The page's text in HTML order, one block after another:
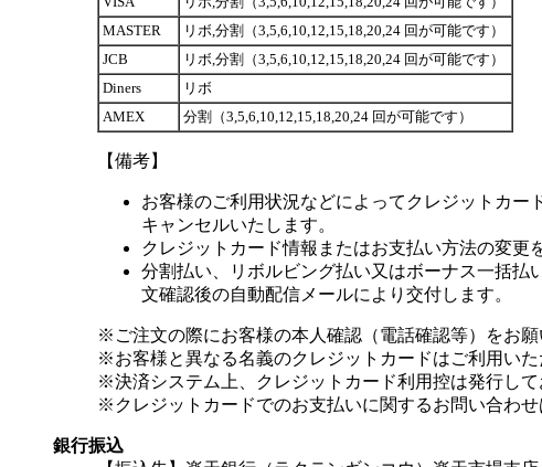
MASTER
リボ,分割（3,5,6,10,12,15,18,20,24 回が可能です）
JCB
リボ,分割（3,5,6,10,12,15,18,20,24 回が可能です）
Diners
リボ
AMEX
分割（3,5,6,10,12,15,18,20,24 回が可能です）
【備考】
お客様のご利用状況などによってクレジットカ
キャンセルいたします。
クレジットカード情報またはお支払い方法の変更
分割払い、リボルビング払い又はボーナス一括払
文確認後の自動配信メールにより交付します。
※ご注文の際にお客様の本人確認（電話確認等）をお願
※お客様と異なる名義のクレジットカードはご利用いた
※決済システム上、クレジットカード利用控は発行して
※クレジットカードでのお支払いに関するお問い合わせ
銀行振込